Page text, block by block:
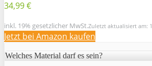
34,99 €
inkl. 19% gesetzlicher MwSt.Zuletzt aktualisiert am:
Jetzt bei Amazon kaufen
Welches Material darf es sein?